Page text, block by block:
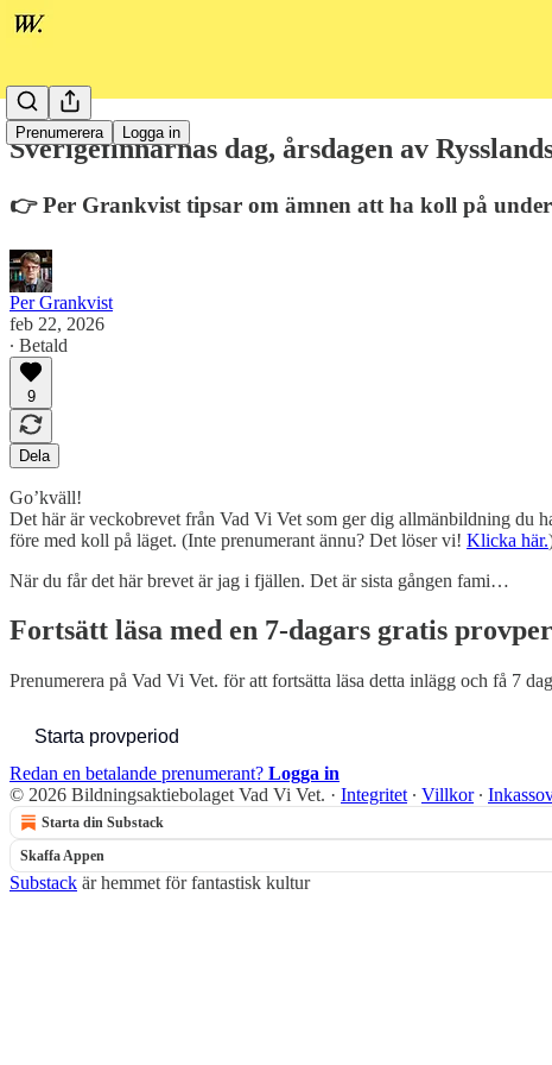
Prenumerera Logga in
Sverigefinnarnas dag, årsdagen av
👉 Per Grankvist tipsar om ämnen att ha koll på
Per Grankvist
feb 22, 2026
∙ Betald
9
Dela
Go’kväll!
Det här är veckobrevet från Vad Vi Vet som ger dig allmänbildning du
före med koll på läget. (Inte prenumerant ännu? Det löser vi! Klicka här.
När du får det här brevet är jag i fjällen. Det är sista gången fami…
Fortsätt läsa med en 7-dagars gratis
Prenumerera på Vad Vi Vet. för att fortsätta läsa detta inlägg och få 7
Starta provperiod
Redan en betalande prenumerant? Logga in
© 2026 Bildningsaktiebolaget Vad Vi Vet. · Integritet ∙ Villkor∙
Starta din Substack
Skaffa Appen
Substack är hemmet för fantastisk kultur